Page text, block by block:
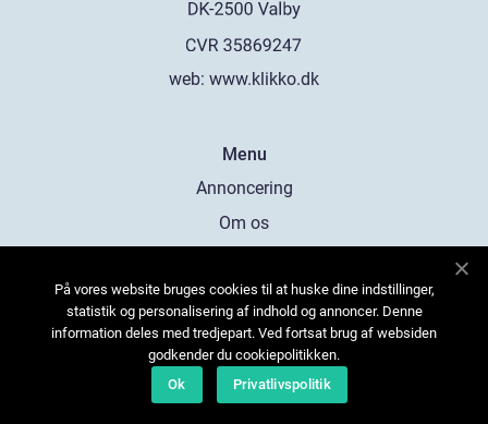
web: www.klikko.dk
Menu
Annoncering
Om os
Kontakt os
Sitemap
På vores website bruges cookies til at huske dine indstillinger,
statistik og personalisering af indhold og annoncer. Denne
information deles med tredjepart. Ved fortsat brug af websiden
godkender du cookiepolitikken.
Ok
Privatlivspolitik